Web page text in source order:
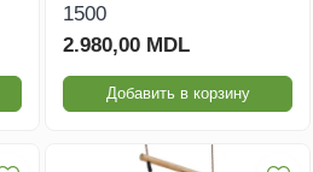
1500
2.980,00 MDL
Добавить в корзину